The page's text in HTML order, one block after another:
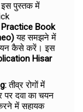
इस पुस्तक में
Book
यह समझने में
चयन कैसे करें। इस
Hisar
तीव्र रोगों में
दवा का चयन
में सहायक